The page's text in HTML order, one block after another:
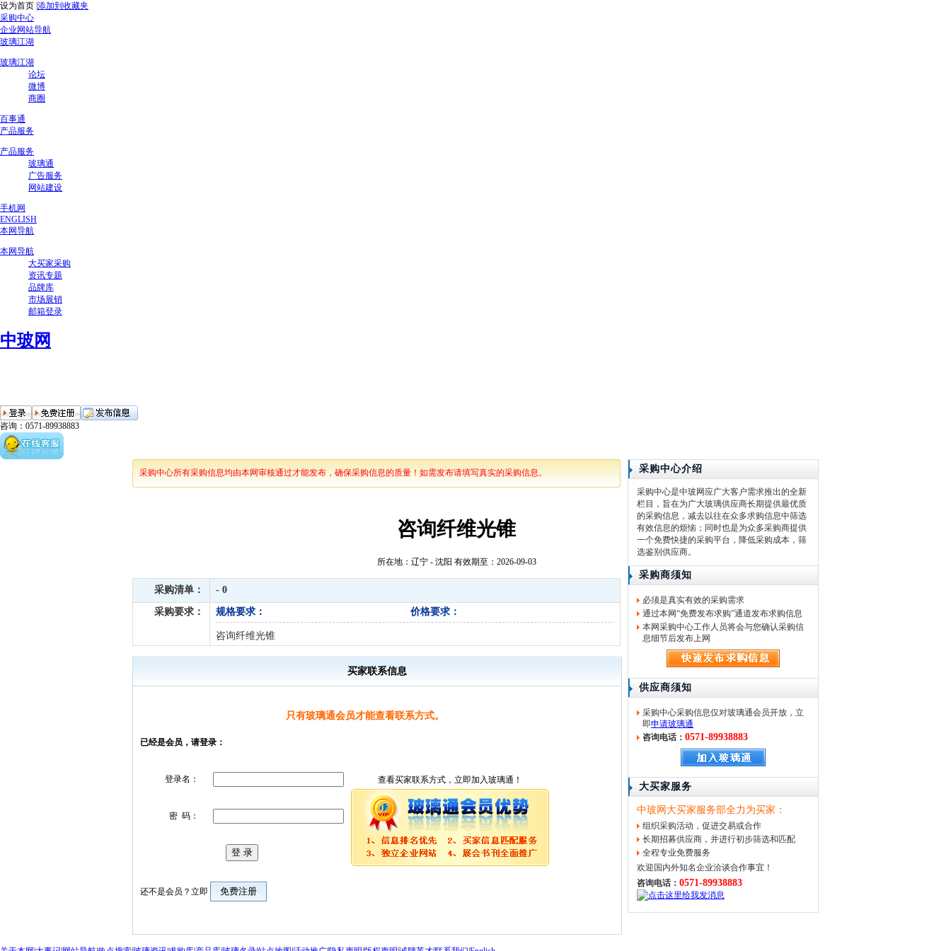
设为首页 添加到收藏夹
采购中心
企业网站导航
玻璃江湖
玻璃江湖
论坛
微博
商圈
百事通
产品服务
产品服务
玻璃通
广告服务
网站建设
手机网
ENGLISH
本网导航
本网导航
大买家采购
资讯专题
品牌库
市场展销
邮箱登录
中玻网
咨询：0571-89938883
采购中心所有采购信息均由本网审核通过才能发布，确保采购信息的质量！如需发布请填写真实的采购信息。
咨询纤维光锥
所在地：辽宁 - 沈阳 有效期至：2026-09-03
采购清单： - 0
采购要求： 规格要求： 价格要求：
咨询纤维光锥
买家联系信息
只有玻璃通会员才能查看联系方式。
已经是会员，请登录：
登录名：
密 码：
还不是会员？立即
查看买家联系方式，立即加入玻璃通！
采购中心介绍
采购中心是中玻网应广大客户需求推出的全新
栏目，旨在为广大玻璃供应商长期提供最优质
的采购信息，减去以往在众多求购信息中筛选
有效信息的烦恼；同时也是为众多采购商提供
一个免费快捷的采购平台，降低采购成本，筛
选鉴别供应商。
采购商须知
必须是真实有效的采购需求
通过本网“免费发布求购”通道发布求购信息
本网采购中心工作人员将会与您确认采购信
息细节后发布上网
供应商须知
采购中心采购信息仅对玻璃通会员开放，立
即申请玻璃通
咨询电话： 0571-89938883
大买家服务
中玻网大买家服务部全力为买家：
组织采购活动，促进交易或合作
长期招募供应商，并进行初步筛选和匹配
全程专业免费服务
欢迎国内外知名企业洽谈合作事宜！
咨询电话： 0571-89938883